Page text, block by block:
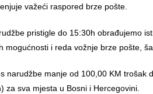
važeći raspored brze pošte.
pristigle do 15:30h obrađujemo
mogućnosti i reda vožnje brze pošte,
narudžbe manje od 100,00 KM trošak
za sva mjesta u Bosni i Hercegovini.